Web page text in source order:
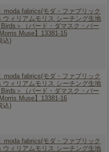
moda fabrics(モダ・ファブリック
ウィリアムモリス シーチング生地
＞（バード・ダマスク・バー
Muse】13381-15
込)
moda fabrics(モダ・ファブリック
ウィリアムモリス シーチング生地
＞（バード・ダマスク・バー
Muse】13381-16
込)
moda fabrics(モダ・ファブリック
ウィリアムモリス シーチング生地